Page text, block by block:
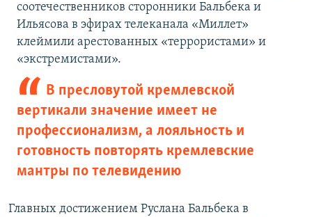
соотечественников сторонники Бальбека и
Ильясова в эфирах телеканала «Миллет»
клеймили арестованных «террористами» и
«экстремистами».
В пресловутой кремлевской
вертикали значение имеет не
профессионализм, а лояльность и
готовность повторять кремлевские
мантры по телевидению
Главных достижением Руслана Бальбека в